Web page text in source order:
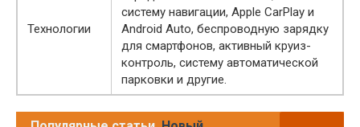
Технологии
систему навигации, Apple CarPlay и
Android Auto, беспроводную зарядку
для смартфонов, активный круиз-
контроль, систему автоматической
парковки и другие.